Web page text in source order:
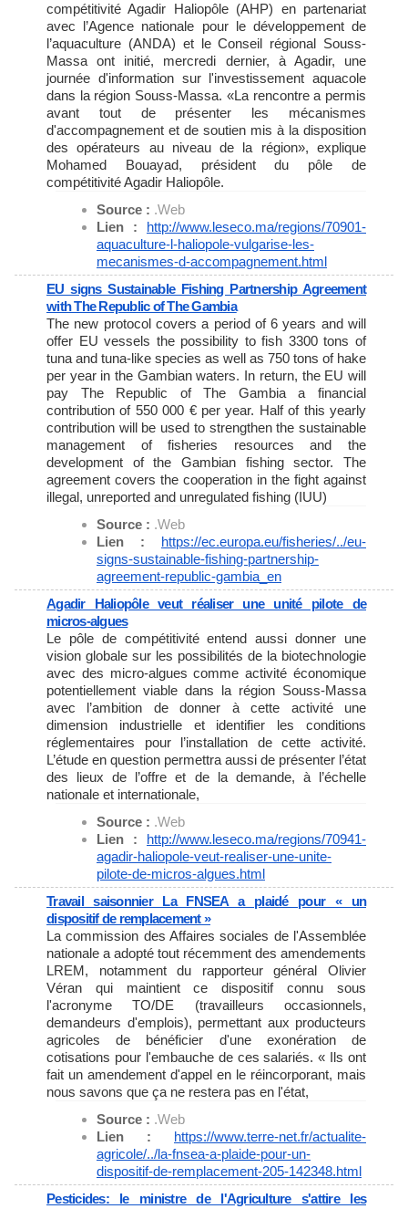
compétitivité Agadir Haliopôle (AHP) en partenariat
avec l’Agence nationale pour le développement de
l’aquaculture (ANDA) et le Conseil régional Souss-
Massa ont initié, mercredi dernier, à Agadir, une
journée d'information sur l'investissement aquacole
dans la région Souss-Massa. «La rencontre a permis
avant tout de présenter les mécanismes
d'accompagnement et de soutien mis à la disposition
des opérateurs au niveau de la région», explique
Mohamed Bouayad, président du pôle de
compétitivité Agadir Haliopôle.
Source : .Web
Lien : http://www.leseco.ma/regions/70901-
aquaculture-l-haliopole-vulgarise-les-
mecanismes-d-accompagnement.html
EU signs Sustainable Fishing Partnership Agreement
with The Republic of The Gambia
The new protocol covers a period of 6 years and will
offer EU vessels the possibility to fish 3300 tons of
tuna and tuna-like species as well as 750 tons of hake
per year in the Gambian waters. In return, the EU will
pay The Republic of The Gambia a financial
contribution of 550 000 € per year. Half of this yearly
contribution will be used to strengthen the sustainable
management of fisheries resources and the
development of the Gambian fishing sector. The
agreement covers the cooperation in the fight against
illegal, unreported and unregulated fishing (IUU)
Source : .Web
Lien : https://ec.europa.eu/fisheries/../eu-
signs-sustainable-fishing-partnership-
agreement-republic-gambia_en
Agadir Haliopôle veut réaliser une unité pilote de
micros-algues
Le pôle de compétitivité entend aussi donner une
vision globale sur les possibilités de la biotechnologie
avec des micro-algues comme activité économique
potentiellement viable dans la région Souss-Massa
avec l’ambition de donner à cette activité une
dimension industrielle et identifier les conditions
réglementaires pour l’installation de cette activité.
L’étude en question permettra aussi de présenter l’état
des lieux de l’offre et de la demande, à l’échelle
nationale et internationale,
Source : .Web
Lien : http://www.leseco.ma/regions/70941-
agadir-haliopole-veut-realiser-une-unite-
pilote-de-micros-algues.html
Travail saisonnier La FNSEA a plaidé pour « un
dispositif de remplacement »
La commission des Affaires sociales de l'Assemblée
nationale a adopté tout récemment des amendements
LREM, notamment du rapporteur général Olivier
Véran qui maintient ce dispositif connu sous
l'acronyme TO/DE (travailleurs occasionnels,
demandeurs d'emplois), permettant aux producteurs
agricoles de bénéficier d'une exonération de
cotisations pour l'embauche de ces salariés. « Ils ont
fait un amendement d'appel en le réincorporant, mais
nous savons que ça ne restera pas en l'état,
Source : .Web
Lien : https://www.terre-net.fr/actualite-
agricole/../la-fnsea-a-plaide-pour-un-
dispositif-de-remplacement-205-142348.html
Pesticides: le ministre de l'Agriculture s'attire les